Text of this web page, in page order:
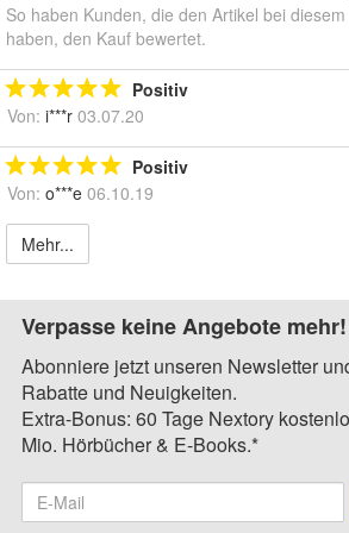
So haben Kunden, die den Artikel bei
haben, den Kauf bewertet.
Positiv
Von: i***r 03.07.20
Positiv
Von: o***e 06.10.19
Mehr...
Verpasse keine Angebote mehr!
Abonniere jetzt unseren Newsletter
Rabatte und Neuigkeiten.
Extra-Bonus: 60 Tage Nextory
Mio. Hörbücher & E-Books.*